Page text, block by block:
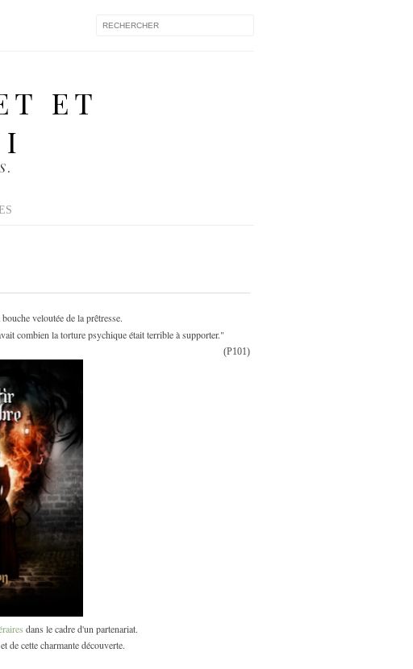
ET
veloutée de la prêtresse.
combien la torture psychique était terrible à supporter."
(P101)
dans le cadre d'un partenariat.
de cette charmante découverte.